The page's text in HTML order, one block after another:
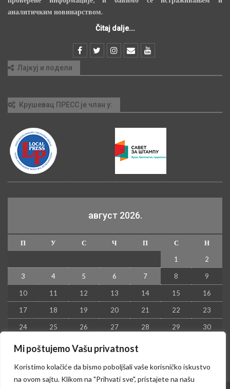
Mi poštujemo Vašu privatnost
Koristimo kolačiće da bismo poboljšali vaše korisničko iskustvo
na ovom sajtu. Klikom na "Prihvati sve", pristajete na našu
аналитичким новинарством.
Čitaj dalje...
Лајкуј и подели
Крушевац ПРЕСС је члан у:
август 2026.
П У С Ч П С
Н
1
2
3 4 5 6 7 8 9
10 11 12 13 14 15 16
17 18 19 20 21 22 23
24 25 26 27 28 29 30
31